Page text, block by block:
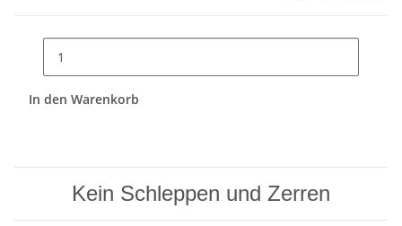
In den Warenkorb
Kein Schleppen und Zerren